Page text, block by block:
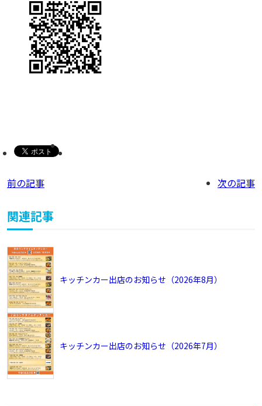
前の記事 次の記事
関連記事
キッチンカー出店のお知らせ（2026年8月）
キッチンカー出店のお知らせ（2026年7月）